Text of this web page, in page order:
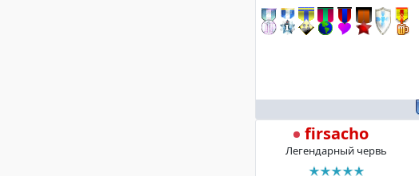
firsacho
Легендарный червь